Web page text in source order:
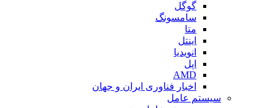
گوگل
سامسونگ
متا
اینتل
انویدیا
اپل
AMD
اخبار فناوری ایران و جهان
سیستم عامل